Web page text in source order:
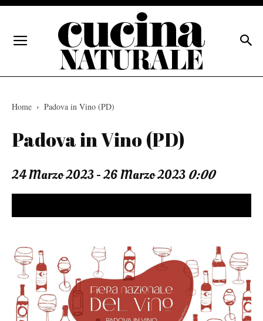
Home Padova in Vino (PD)
Padova in Vino (PD)
24 Marzo 2023 - 26 Marzo 2023 0:00